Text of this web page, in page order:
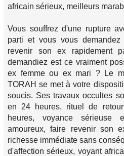
africain sérieux, meilleurs
Vous souffrez d'une rupture
parti et vous vous
revenir son ex rapidement
demandiez est ce vraiment
ex femme ou ex mari ? Le
TORAH se met à votre
soucis. Ses travaux occultes
en 24 heures, rituel de
heures, voyance sérieuse
amoureux, faire revenir son
richesse immédiate sans
d'affection sérieux, voyant